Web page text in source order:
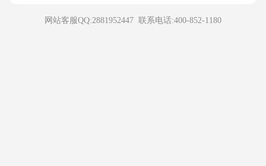
网站客服QQ:2881952447 联系电话:400-852-1180